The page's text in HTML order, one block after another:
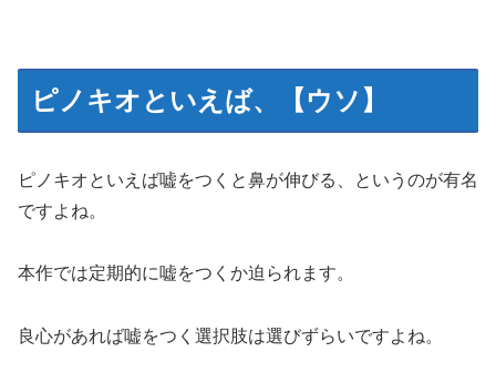
ピノキオといえば、【ウソ】
ピノキオといえば嘘をつくと鼻が伸びる、というのが有名
ですよね。
本作では定期的に嘘をつくか迫られます。
良心があれば嘘をつく選択肢は選びずらいですよね。